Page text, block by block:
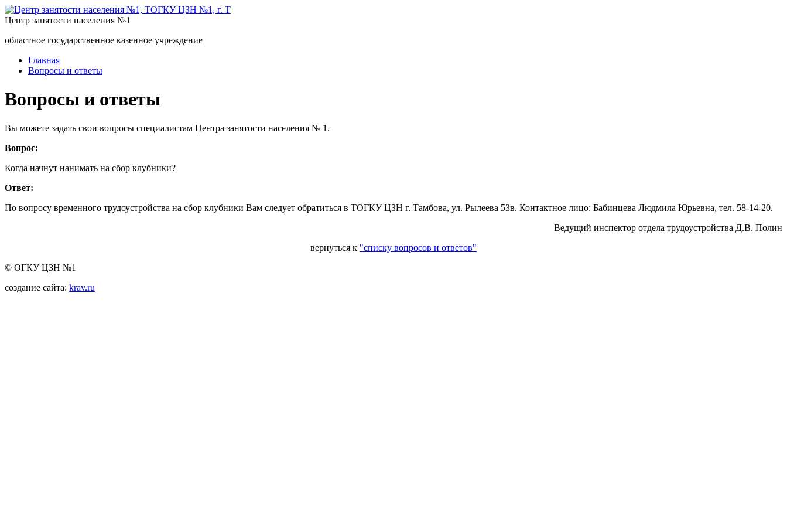
Центр занятости населения №1
областное государственное казенное учреждение
Главная
Вопросы и ответы
Вопросы и ответы
Вы можете задать свои вопросы специалистам Центра занятости населения № 1.
Вопрос:
Когда начнут нанимать на сбор клубники?
Ответ:
По вопросу временного трудоустройства на сбор клубники Вам следует обратиться в ТОГКУ ЦЗН г. Тамбова, ул. Рылеева 53в. Контактное лицо: Бабинцева Людмила Юрьевна, тел. 58-14-20.
Ведущий инспектор отдела трудоустройства Д.В. Полин
вернуться к "списку вопросов и ответов"
© ОГКУ ЦЗН №1
создание сайта: krav.ru